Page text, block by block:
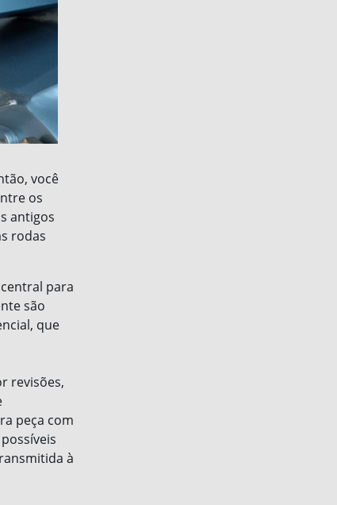
você
os
antigos
rodas
para
são
que
revisões,
peça com
à